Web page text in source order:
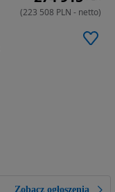
Zobacz ogłoszenia
(223 508 PLN - netto)